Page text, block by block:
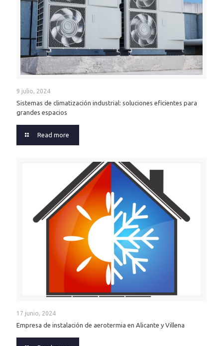
9 julio, 2024
Sistemas de climatización industrial: soluciones eficientes para
grandes espacios
Read more
17 junio, 2024
Empresa de instalación de aerotermia en Alicante y Villena